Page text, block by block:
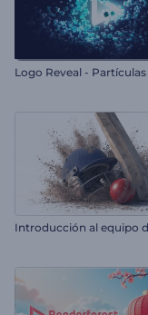
Logo Reveal -